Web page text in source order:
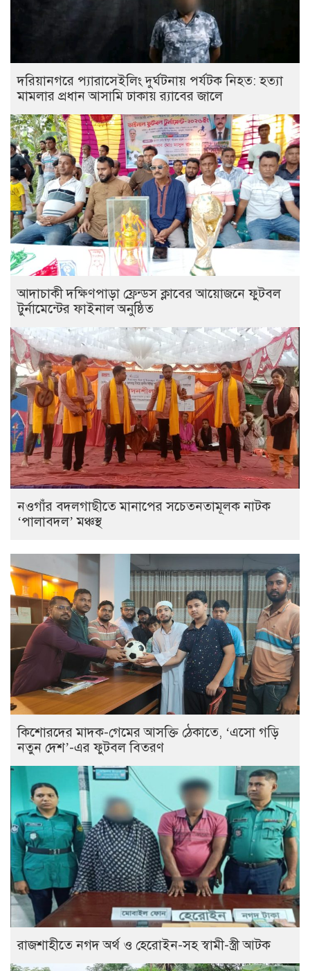
দরিয়ানগরে প্যারাসেইলিং দুর্ঘটনায় পর্যটক নিহত: হত্যা
মামলার প্রধান আসামি ঢাকায় র‌্যাবের জালে
আদাচাকী দক্ষিণপাড়া ফ্রেন্ডস ক্লাবের আয়োজনে ফুটবল
টুর্নামেন্টের ফাইনাল অনুষ্ঠিত
নওগাঁর বদলগাছীতে মানাপের সচেতনতামূলক নাটক
‘পালাবদল’ মঞ্চস্থ
কিশোরদের মাদক-গেমের আসক্তি ঠেকাতে, ‘এসো গড়ি
নতুন দেশ’-এর ফুটবল বিতরণ
রাজশাহীতে নগদ অর্থ ও হেরোইন-সহ স্বামী-স্ত্রী আটক